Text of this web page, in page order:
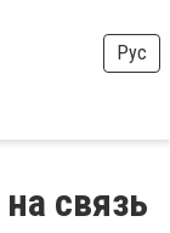
Рус
связь